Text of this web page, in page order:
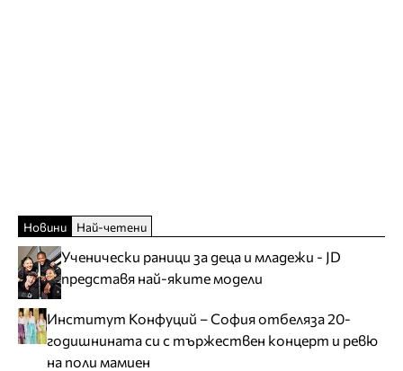
Новини Най-четени
Ученически раници за деца и младежи - JD
представя най-яките модели
Институт Конфуций – София отбеляза 20-
годишнината си с тържествен концерт и ревю
на поли мамиен